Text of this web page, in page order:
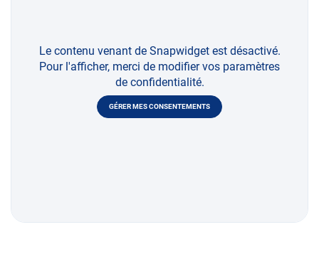
Le contenu venant de Snapwidget est désactivé.
Pour l'afficher, merci de modifier vos paramètres
de confidentialité.
GÉRER MES CONSENTEMENTS